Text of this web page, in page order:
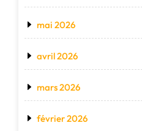
mai 2026
avril 2026
mars 2026
février 2026